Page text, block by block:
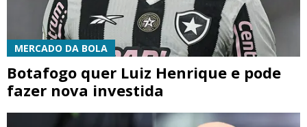
MERCADO DA BOLA
Botafogo quer Luiz Henrique e pode
fazer nova investida